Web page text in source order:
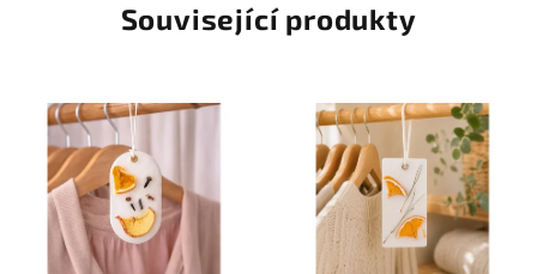
Související produkty